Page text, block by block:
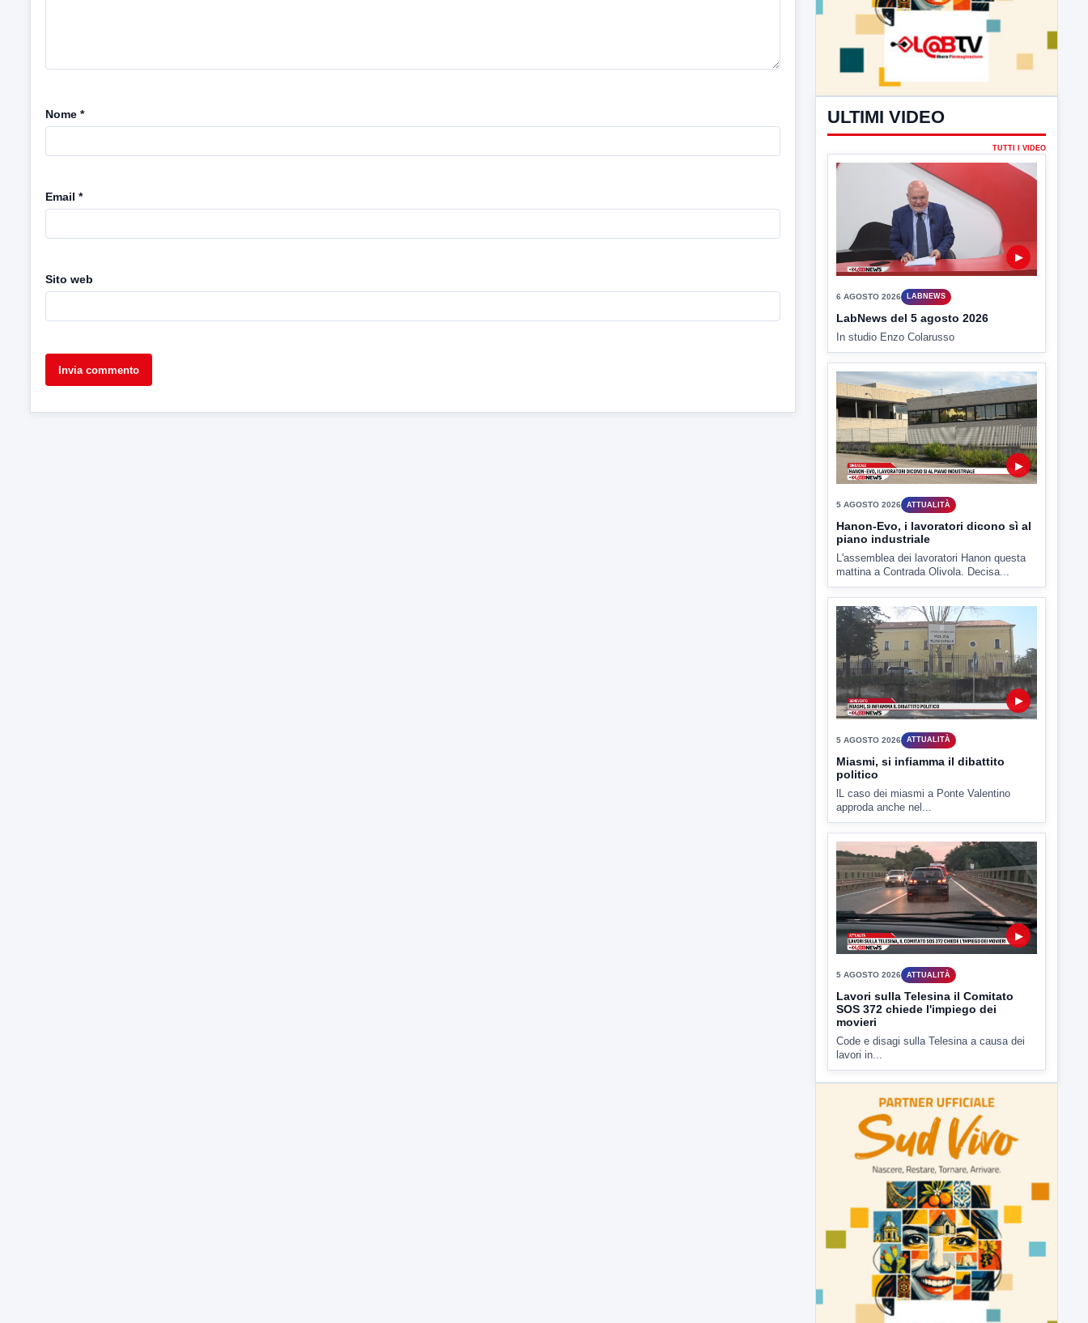
Nome *
Email *
Sito web
ULTIMI VIDEO
LabNews del 5 agosto 2026
In studio Enzo Colarusso
▶
Hanon-Evo, i lavoratori dicono sì al
piano industriale
L'assemblea dei lavoratori Hanon questa
mattina a Contrada Olivola. Decisa...
▶
Miasmi, si infiamma il dibattito
politico
lL caso dei miasmi a Ponte Valentino
approda anche nel...
▶
Lavori sulla Telesina il Comitato
SOS 372 chiede l'impiego dei
movieri
Code e disagi sulla Telesina a causa dei
lavori in...